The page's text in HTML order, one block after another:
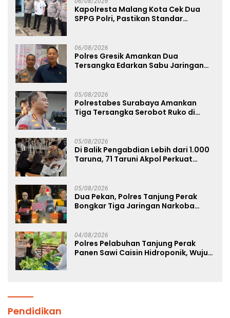
Kapolresta Malang Kota Cek Dua
SPPG Polri, Pastikan Standar
06/08/2026
Polres Gresik Amankan Dua
Tersangka Edarkan Sabu Jaringan
05/08/2026
Polrestabes Surabaya Amankan
Tiga Tersangka Serobot Ruko di
05/08/2026
Di Balik Pengabdian Lebih dari 1.000
Taruna, 71 Taruni Akpol Perkuat
05/08/2026
Dua Pekan, Polres Tanjung Perak
Bongkar Tiga Jaringan Narkoba
04/08/2026
Polres Pelabuhan Tanjung Perak
Panen Sawi Caisin Hidroponik, Wujud
Pendidikan